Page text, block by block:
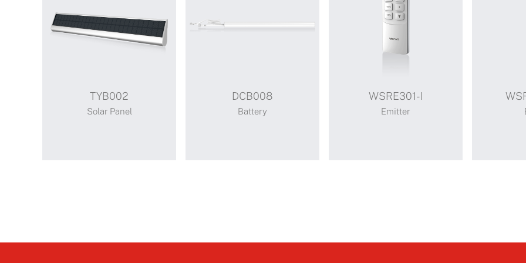
TYB002
Solar Panel
DCB008
Battery
WSRE301-I
Emitter